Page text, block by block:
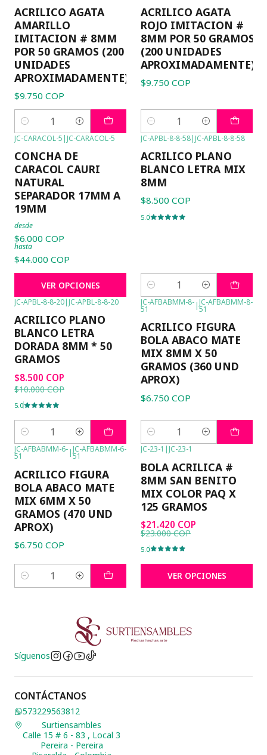
ACRILICO AGATA
AMARILLO
IMITACION # 8MM
POR 50 GRAMOS (200
UNIDADES
APROXIMADAMENTE)
$9.750 COP
Cantidad
ACRILICO AGATA
ROJO IMITACION #
8MM POR 50 GRAMOS
(200 UNIDADES
APROXIMADAMENTE)
$9.750 COP
Cantidad
JC-CARACOL-5|JC-CARACOL-5
CONCHA DE
CARACOL CAURI
NATURAL
SEPARADOR 17MM A
19MM
desde
$6.000 COP
hasta
$44.000 COP
VER OPCIONES
JC-APBL-8-8-58|JC-APBL-8-8-58
ACRILICO PLANO
BLANCO LETRA MIX
8MM
$8.500 COP
5.0
Cantidad
JC-APBL-8-8-20|JC-APBL-8-8-20
ACRILICO PLANO
BLANCO LETRA
DORADA 8MM * 50
GRAMOS
$8.500 COP
$10.000 COP
5.0
Cantidad
JC-AFBABMM-8-
51 |JC-AFBABMM-8-
51
ACRILICO FIGURA
BOLA ABACO MATE
MIX 8MM X 50
GRAMOS (360 UND
APROX)
$6.750 COP
Cantidad
JC-AFBABMM-6-
51 |JC-AFBABMM-6-
51
ACRILICO FIGURA
BOLA ABACO MATE
MIX 6MM X 50
GRAMOS (470 UND
APROX)
$6.750 COP
Cantidad
JC-23-1 |JC-23-1
BOLA ACRILICA #
8MM SAN BENITO
MIX COLOR PAQ X
125 GRAMOS
$21.420 COP
$23.000 COP
5.0
VER OPCIONES
Síguenos
CONTÁCTANOS
573229563812
Surtiensambles
Calle 15 # 6 - 83 , Local 3
Pereira - Pereira